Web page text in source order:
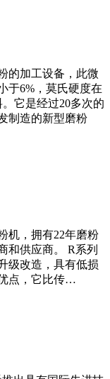
的加工设备，此微
于6%，莫氏硬度在
它是经过20多次的
制造的新型磨粉
机，拥有22年磨粉
和供应商。 R系列
级改造，具有低损
点，它比传…